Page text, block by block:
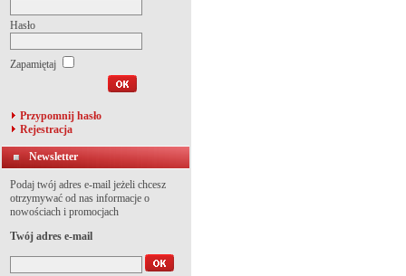
Hasło
Zapamiętaj
Przypomnij hasło
Rejestracja
Newsletter
Podaj twój adres e-mail jeżeli chcesz
otrzymywać od nas informacje o
nowościach i promocjach
Twój adres e-mail